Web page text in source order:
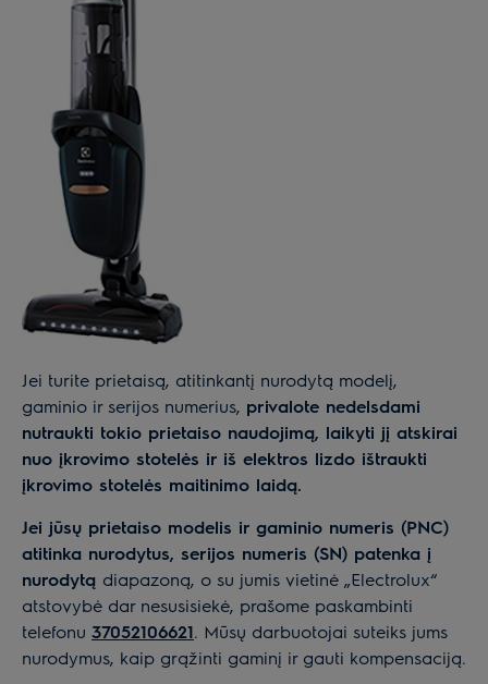
Jei turite prietaisą, atitinkantį nurodytą modelį,
gaminio ir serijos numerius, privalote nedelsdami
nutraukti tokio prietaiso naudojimą, laikyti jį atskirai
nuo įkrovimo stotelės ir iš elektros lizdo ištraukti
įkrovimo stotelės maitinimo laidą.
Jei jūsų prietaiso modelis ir gaminio numeris (PNC)
atitinka nurodytus, serijos numeris (SN) patenka į
nurodytą diapazoną, o su jumis vietinė „Electrolux“
atstovybė dar nesusisiekė, prašome paskambinti
telefonu 37052106621. Mūsų darbuotojai suteiks jums
nurodymus, kaip grąžinti gaminį ir gauti kompensaciją.